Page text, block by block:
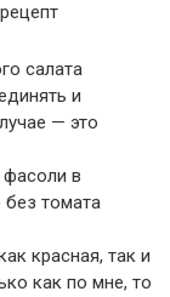
салата
и
— это
в
без томата
красная, так и
как по мне, то